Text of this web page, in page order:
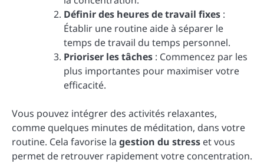
Définir des heures de travail fixes :
Établir une routine aide à séparer le
temps de travail du temps personnel.
Prioriser les tâches : Commencez par les
plus importantes pour maximiser votre
efficacité.
Vous pouvez intégrer des activités relaxantes,
comme quelques minutes de méditation, dans votre
routine. Cela favorise la gestion du stress et vous
permet de retrouver rapidement votre concentration.